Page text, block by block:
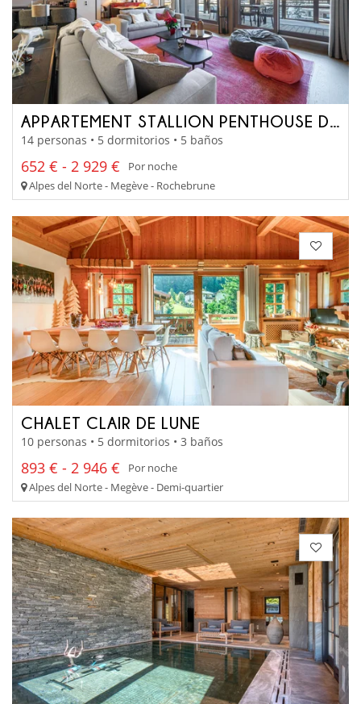
APPARTEMENT STALLION PENTHOUSE D22
14 personas • 5 dormitorios • 5 baños
652 € - 2 929 €
Por noche
Alpes del Norte - Megève - Rochebrune
CHALET CLAIR DE LUNE
10 personas • 5 dormitorios • 3 baños
893 € - 2 946 €
Por noche
Alpes del Norte - Megève - Demi-quartier